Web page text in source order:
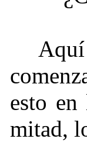
esto en
mitad,